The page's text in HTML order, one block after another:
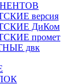
версия
ДиКом
промет
двк